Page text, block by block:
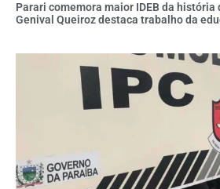
Parari comemora maior IDEB da
Genival Queiroz destaca trabalho da